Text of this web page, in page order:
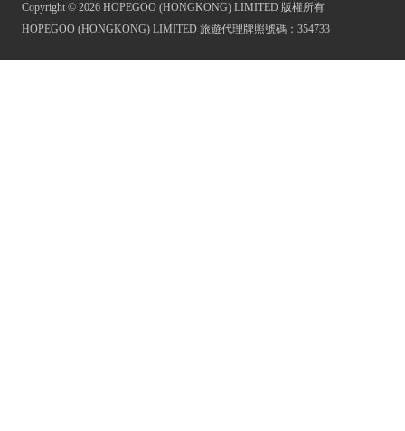
Copyright © 2026 HOPEGOO (HONGKONG) LIMITED 版權所有
HOPEGOO (HONGKONG) LIMITED 旅遊代理牌照號碼：354733